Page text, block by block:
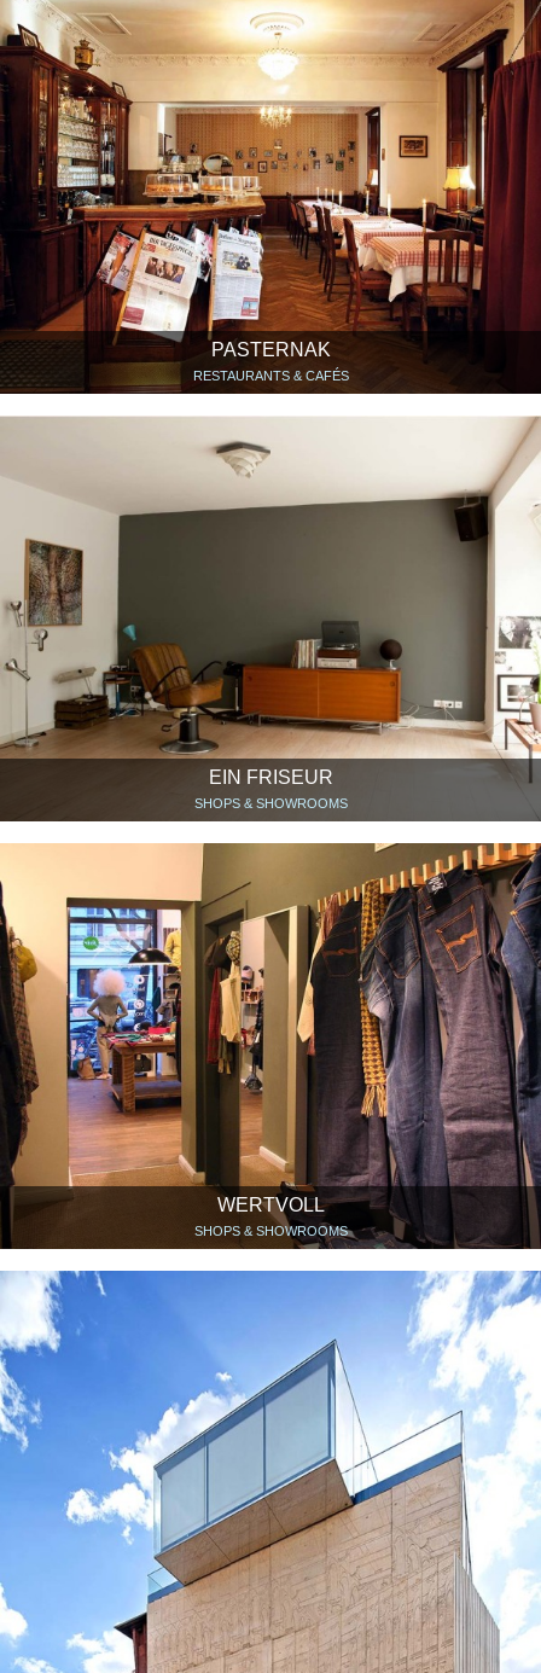
PASTERNAK
RESTAURANTS & CAFÉS
EIN FRISEUR
SHOPS & SHOWROOMS
WERTVOLL
SHOPS & SHOWROOMS